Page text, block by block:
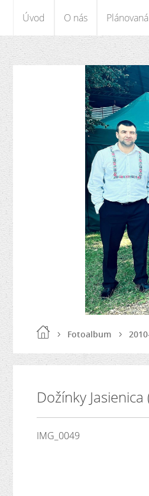
Úvod O nás
Fotoalbum
Dožínky
IMG_0049